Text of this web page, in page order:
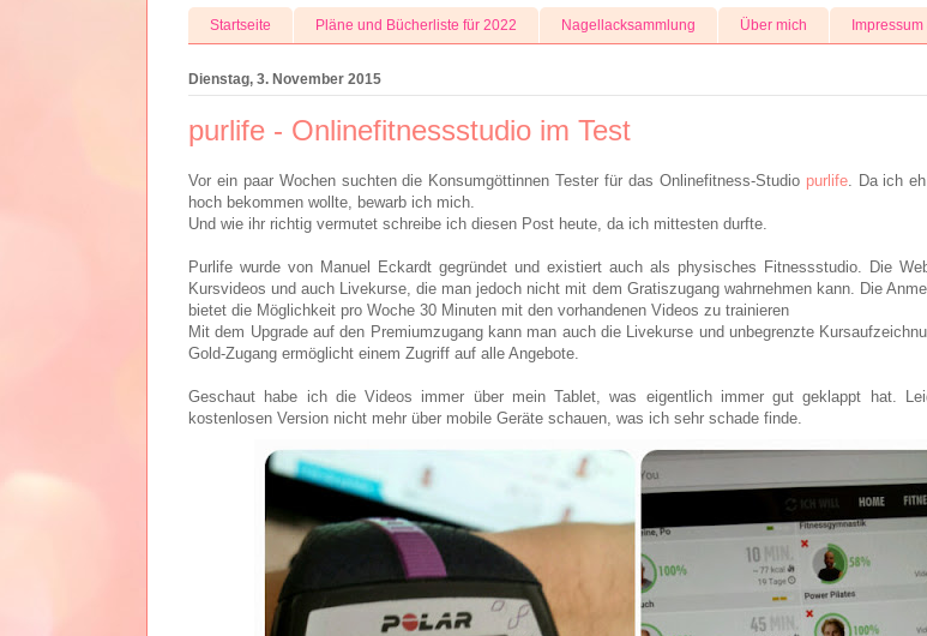
Startseite Pläne und Bücherliste für 2022 Nagellacksammlung Über mich
Dienstag, 3. November 2015
purlife - Onlinefitnessstudio im Test
Vor ein paar Wochen suchten die Konsumgöttinnen Tester für das Onlinefitness-Studio purlife. Da ich
hoch bekommen wollte, bewarb ich mich.
Und wie ihr richtig vermutet schreibe ich diesen Post heute, da ich mittesten durfte.
Purlife wurde von Manuel Eckardt gegründet und existiert auch als physisches Fitnessstudio. Die
Kursvideos und auch Livekurse, die man jedoch nicht mit dem Gratiszugang wahrnehmen kann. Die
bietet die Möglichkeit pro Woche 30 Minuten mit den vorhandenen Videos zu trainieren
Mit dem Upgrade auf den Premiumzugang kann man auch die Livekurse und unbegrenzte
Gold-Zugang ermöglicht einem Zugriff auf alle Angebote.
Geschaut habe ich die Videos immer über mein Tablet, was eigentlich immer gut geklappt hat.
kostenlosen Version nicht mehr über mobile Geräte schauen, was ich sehr schade finde.